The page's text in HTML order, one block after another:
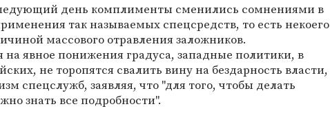
день комплименты сменились сомнениями в
так называемых спецсредств, то есть некоего
массового отравления заложников.
на явное понижения градуса, западные политики, в
не торопятся свалить вину на бездарность власти,
спецслужб, заявляя, что "для того, чтобы делать
знать все подробности".